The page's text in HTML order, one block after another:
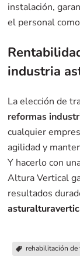
instalación,
el personal
industria
La elección de
reformas
cualquier
agilidad y
Y hacerlo con
Altura Vertical
resultados
rehabilitación de